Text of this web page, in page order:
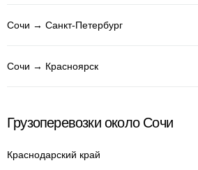
Сочи → Санкт-Петербург
Сочи → Красноярск
Грузоперевозки около Сочи
Краснодарский край